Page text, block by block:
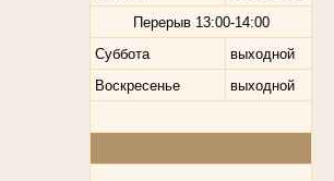
Перерыв 13:00-14:00
Суббота
выходной
Воскресенье
выходной